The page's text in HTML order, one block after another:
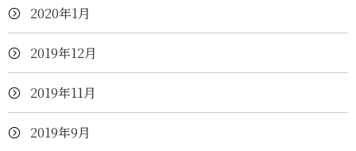
2020年1月
2019年12月
2019年11月
2019年9月